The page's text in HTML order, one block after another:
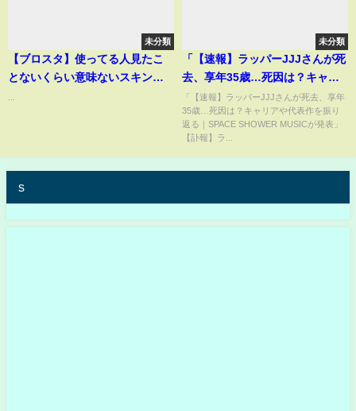
未分類
【ブロスタ】使ってる人見たこ
とないくらい意味ないスキン
未分類
「【速報】ラッパーJJJさんが死
去、享年35歳…死因は？キャリ
アや代表作を振り返る｜SPACE
SHOWER MUSICが発表」
「【速報】ラッパーJJJさんが死去、享年
35歳…死因は？キャリアや代表作を振り
返る｜SPACE SHOWER MUSICが発表」
【訃報】ラ...
s